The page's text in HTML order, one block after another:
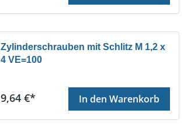
Zylinderschrauben mit Schlitz M 1,2 x
4 VE=100
Regulärer Preis:
9,64 €* In den Warenkorb